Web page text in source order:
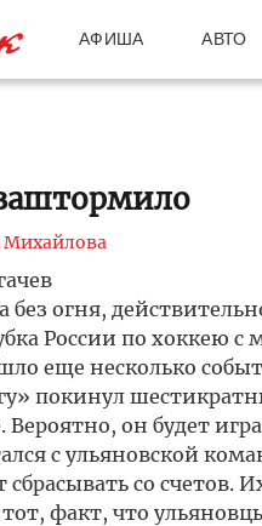
АФИША АВТО
Михайлова
огня,
России по хоккею с
еще несколько
покинул
Вероятно, он будет
с ульяновской
сбрасывать со счетов.
факт, что